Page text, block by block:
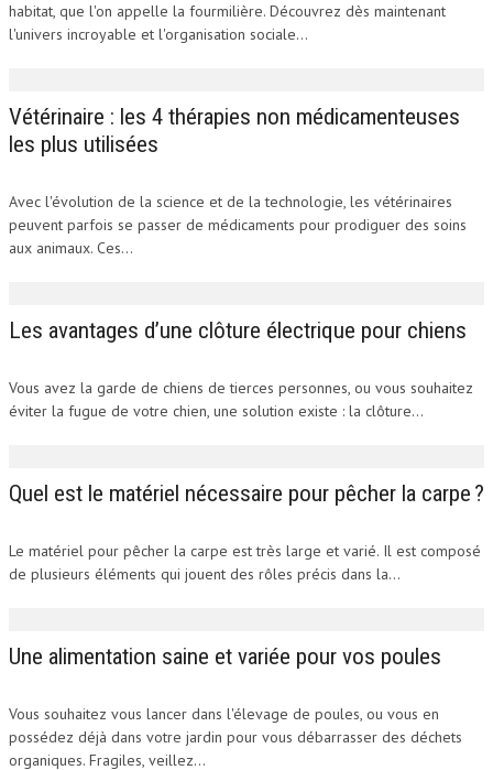
habitat, que l'on appelle la fourmilière. Découvrez dès maintenant
l'univers incroyable et l'organisation sociale...
Vétérinaire : les 4 thérapies non médicamenteuses
les plus utilisées
Avec l'évolution de la science et de la technologie, les vétérinaires
peuvent parfois se passer de médicaments pour prodiguer des soins
aux animaux. Ces...
Les avantages d’une clôture électrique pour chiens
Vous avez la garde de chiens de tierces personnes, ou vous souhaitez
éviter la fugue de votre chien, une solution existe : la clôture...
Quel est le matériel nécessaire pour pêcher la carpe ?
Le matériel pour pêcher la carpe est très large et varié. Il est composé
de plusieurs éléments qui jouent des rôles précis dans la...
Une alimentation saine et variée pour vos poules
Vous souhaitez vous lancer dans l'élevage de poules, ou vous en
possédez déjà dans votre jardin pour vous débarrasser des déchets
organiques. Fragiles, veillez...